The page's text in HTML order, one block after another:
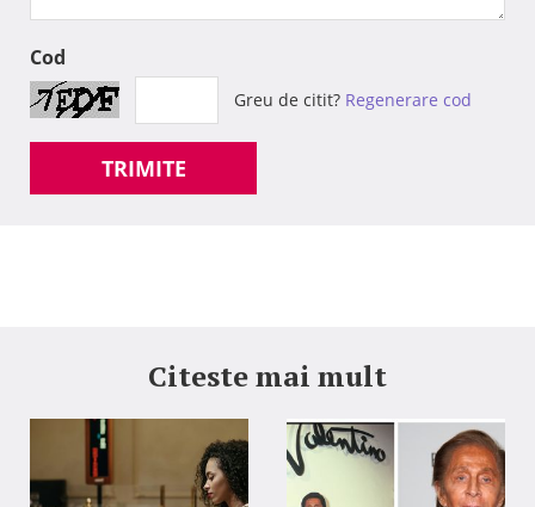
Cod
Greu de citit? Regenerare cod
TRIMITE
Citeste mai mult